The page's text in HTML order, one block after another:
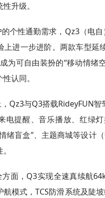
升级。
个性通勤需求，Qz3（电
上进一步进阶。两款车型延
为可自由装扮的“移动情绪
认同。
Qz3与Q3搭载RideyFUN
电提醒、音乐播放、红绿
绪盲盒”、主题商城等设计
方面，Q3实现全速真续航
航模式，TCS防滑系统及陡